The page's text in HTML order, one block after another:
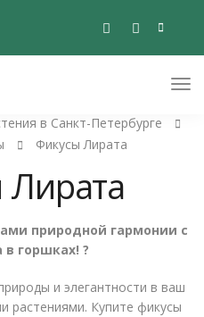
в Санкт-Петербурге
Фикусы Лирата
природной гармонии с
горшках! ?
и элегантности в ваш
растениями. Купите фикусы